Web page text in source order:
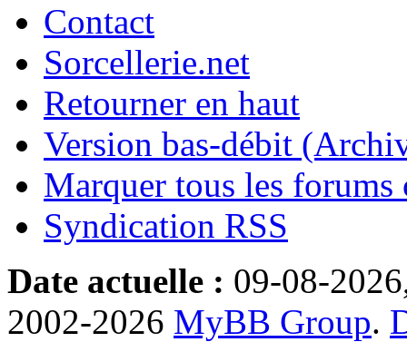
Contact
Sorcellerie.net
Retourner en haut
Version bas-débit
Marquer tous les forums
Syndication RSS
Date actuelle : 09-08-
2002-2026 MyBB Group.